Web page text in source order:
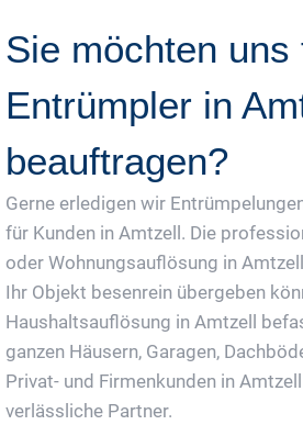
Sie möchten uns
Entrümpler in
beauftragen?
Gerne erledigen wir
für Kunden in Amtzell. Die
oder Wohnungsauflösung in
Ihr Objekt besenrein übergeben
Haushaltsauflösung in Amtzell
ganzen Häusern, Garagen,
Privat- und Firmenkunden in
verlässliche Partner.